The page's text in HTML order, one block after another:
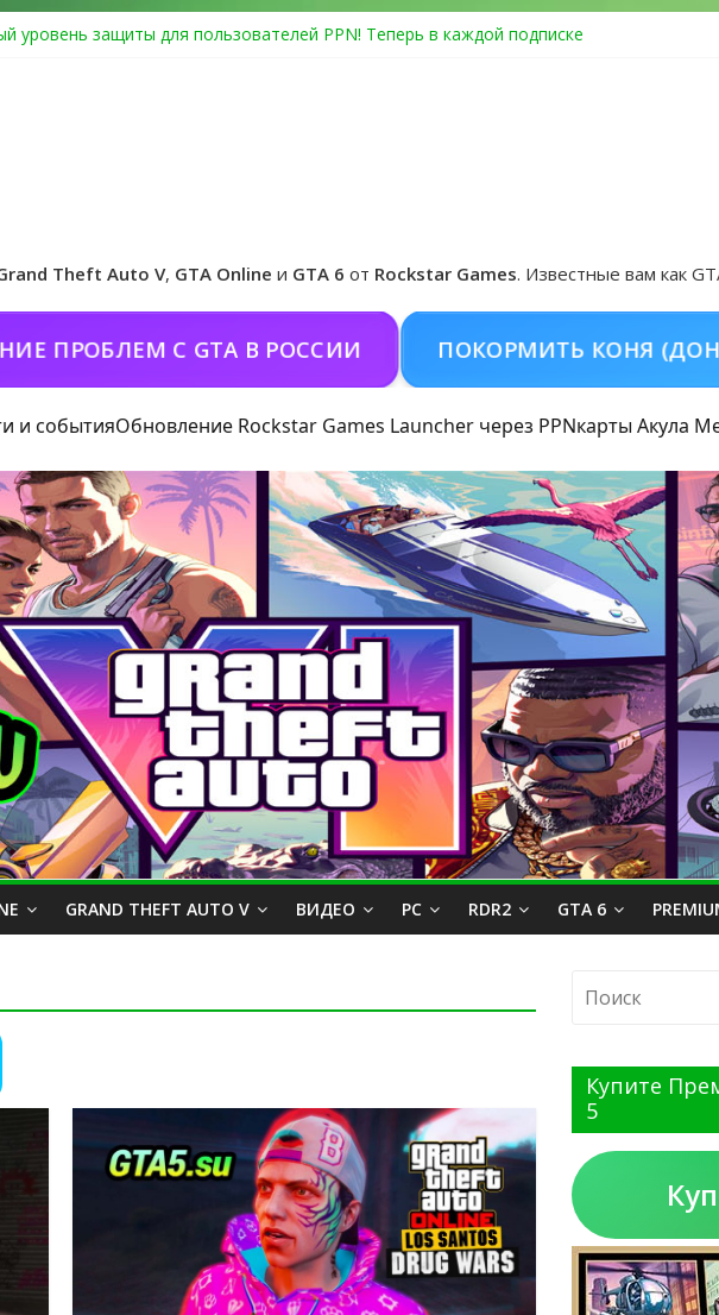
уровень защиты для пользователей PPN! Теперь в каждой подписке
награды в GTA Online по программе Fine Art Collector
обложка игры и Предзаказ Grand Theft Auto VI
Theft Auto V, GTA Online и GTA 6 от Rockstar Games. Известные вам как
С GTA В РОССИИ ПОКОРМИТЬ КОНЯ (ДОНАТ)
и событияОбновление Rockstar Games Launcher через PPNкарты Акула
GRAND THEFT AUTO V ВИДЕО PC RDR2 GTA 6
Купите
5